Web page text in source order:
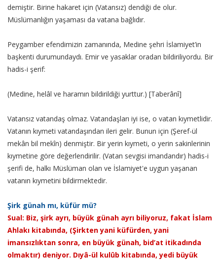
demiştir. Birine hakaret için (Vatansız) dendiği de olur.
Müslümanlığın yaşaması da vatana bağlıdır.
Peygamber efendimizin zamanında, Medine şehri İslamiyet’in
başkenti durumundaydı. Emir ve yasaklar oradan bildiriliyordu. Bir
hadis-i şerif:
(Medine, helâl ve haramın bildirildiği yurttur.) [Taberânî]
Vatansız vatandaş olmaz. Vatandaşları iyi ise, o vatan kıymetlidir.
Vatanın kıymeti vatandaşından ileri gelir. Bunun için (Şeref-ül
mekân bil mekîn) denmiştir. Bir yerin kıymeti, o yerin sakinlerinin
kıymetine göre değerlendirilir. (Vatan sevgisi imandandır) hadis-i
şerifi de, halkı Müslüman olan ve İslamiyet'e uygun yaşanan
vatanın kıymetini bildirmektedir.
Şirk günah mı, küfür mü?
Sual: Biz, şirk ayrı, büyük günah ayrı biliyoruz, fakat İslam
Ahlakı kitabında, (Şirkten yani küfürden, yani
imansızlıktan sonra, en büyük günah, bid’at itikadında
olmaktır) deniyor. Dıyâ-ül kulûb kitabında, yedi büyük